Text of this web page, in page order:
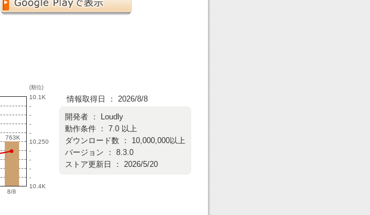
763K
763K
8/8
(順位)
10.1K
-
-
-
-
10,250
-
-
-
-
10.4K
情報取得日 ： 2026/8/8
開発者 ：
Loudly
動作条件 ： 7.0 以上
ダウンロード数 ： 10,000,000以上
バージョン ： 8.3.0
ストア更新日 ： 2026/5/20